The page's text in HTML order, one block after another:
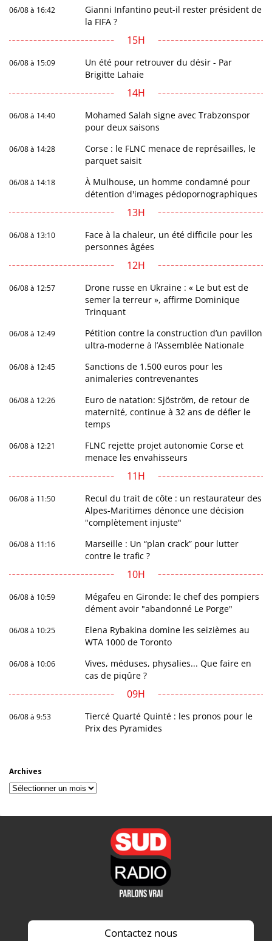
06/08 à 16:42
Gianni Infantino peut-il rester président de
la FIFA ?
15H
06/08 à 15:09
Un été pour retrouver du désir - Par
Brigitte Lahaie
14H
06/08 à 14:40
Mohamed Salah signe avec Trabzonspor
pour deux saisons
06/08 à 14:28
Corse : le FLNC menace de représailles, le
parquet saisit
06/08 à 14:18
À Mulhouse, un homme condamné pour
détention d'images pédopornographiques
13H
06/08 à 13:10
Face à la chaleur, un été difficile pour les
personnes âgées
12H
06/08 à 12:57
Drone russe en Ukraine : « Le but est de
semer la terreur », affirme Dominique
Trinquant
06/08 à 12:49
Pétition contre la construction d’un pavillon
ultra-moderne à l’Assemblée Nationale
06/08 à 12:45
Sanctions de 1.500 euros pour les
animaleries contrevenantes
06/08 à 12:26
Euro de natation: Sjöström, de retour de
maternité, continue à 32 ans de défier le
temps
06/08 à 12:21
FLNC rejette projet autonomie Corse et
menace les envahisseurs
11H
06/08 à 11:50
Recul du trait de côte : un restaurateur des
Alpes-Maritimes dénonce une décision
"complètement injuste"
06/08 à 11:16
Marseille : Un “plan crack” pour lutter
contre le trafic ?
10H
06/08 à 10:59
Mégafeu en Gironde: le chef des pompiers
dément avoir "abandonné Le Porge"
06/08 à 10:25
Elena Rybakina domine les seizièmes au
WTA 1000 de Toronto
06/08 à 10:06
Vives, méduses, physalies... Que faire en
cas de piqûre ?
09H
06/08 à 9:53
Tiercé Quarté Quinté : les pronos pour le
Prix des Pyramides
Archives
Archives
Contactez nous